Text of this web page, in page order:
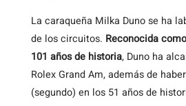
La caraqueña Milka Duno se ha
de los circuitos. Reconocida
101 años de historia, Duno ha
Rolex Grand Am, además de
(segundo) en los 51 años de